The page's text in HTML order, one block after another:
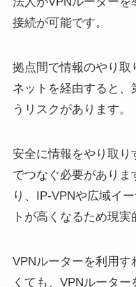
接続が可能です。
拠点間で情報のやり取
ネットを経由すると、
うリスクがあります。
安全に情報をやり取り
でつなぐ必要がありま
り、IP-VPNや広域イ
トが高くなるため現実
VPNルーターを利用
くても、VPNルータ